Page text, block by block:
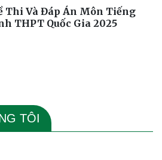
Thi Và Đáp Án Môn Tiếng
THPT Quốc Gia 2025
TÔI